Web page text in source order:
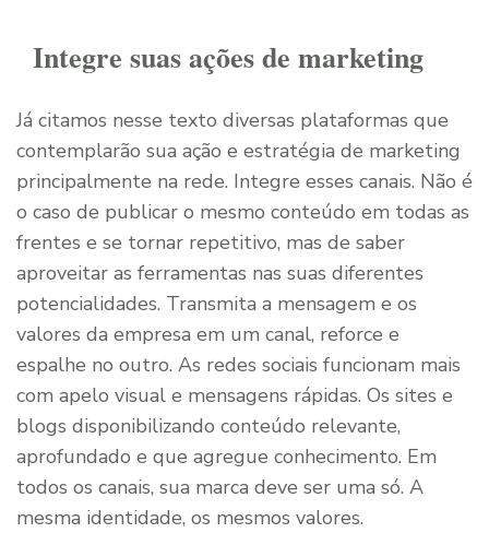
Integre suas ações de marketing
Já citamos nesse texto diversas plataformas que
contemplarão sua ação e estratégia de marketing
principalmente na rede. Integre esses canais. Não é
o caso de publicar o mesmo conteúdo em todas as
frentes e se tornar repetitivo, mas de saber
aproveitar as ferramentas nas suas diferentes
potencialidades. Transmita a mensagem e os
valores da empresa em um canal, reforce e
espalhe no outro. As redes sociais funcionam mais
com apelo visual e mensagens rápidas. Os sites e
blogs disponibilizando conteúdo relevante,
aprofundado e que agregue conhecimento. Em
todos os canais, sua marca deve ser uma só. A
mesma identidade, os mesmos valores.